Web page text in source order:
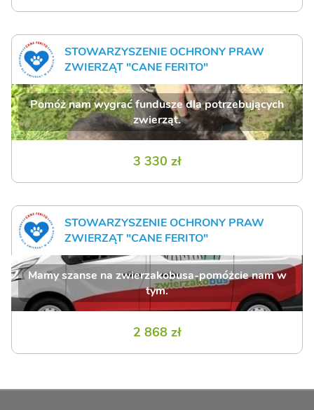
STOWARZYSZENIE OCHRONY PRAW
ZWIERZĄT "CANE FERITO"
Pomóż nam wygrać fundusze dla potrzebujących
zwierząt.
3 330 zł
STOWARZYSZENIE OCHRONY PRAW
ZWIERZĄT "CANE FERITO"
Mamy szanse na zwierzakobusa-pomóżcie nam w
tym.
2 868 zł